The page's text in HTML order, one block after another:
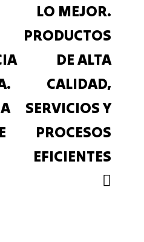
LO MEJOR.
PRODUCTOS
DE ALTA
CALIDAD,
SERVICIOS Y
PROCESOS
EFICIENTES